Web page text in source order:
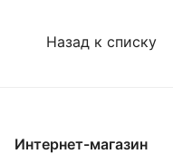
Назад к списку
Интернет-магазин